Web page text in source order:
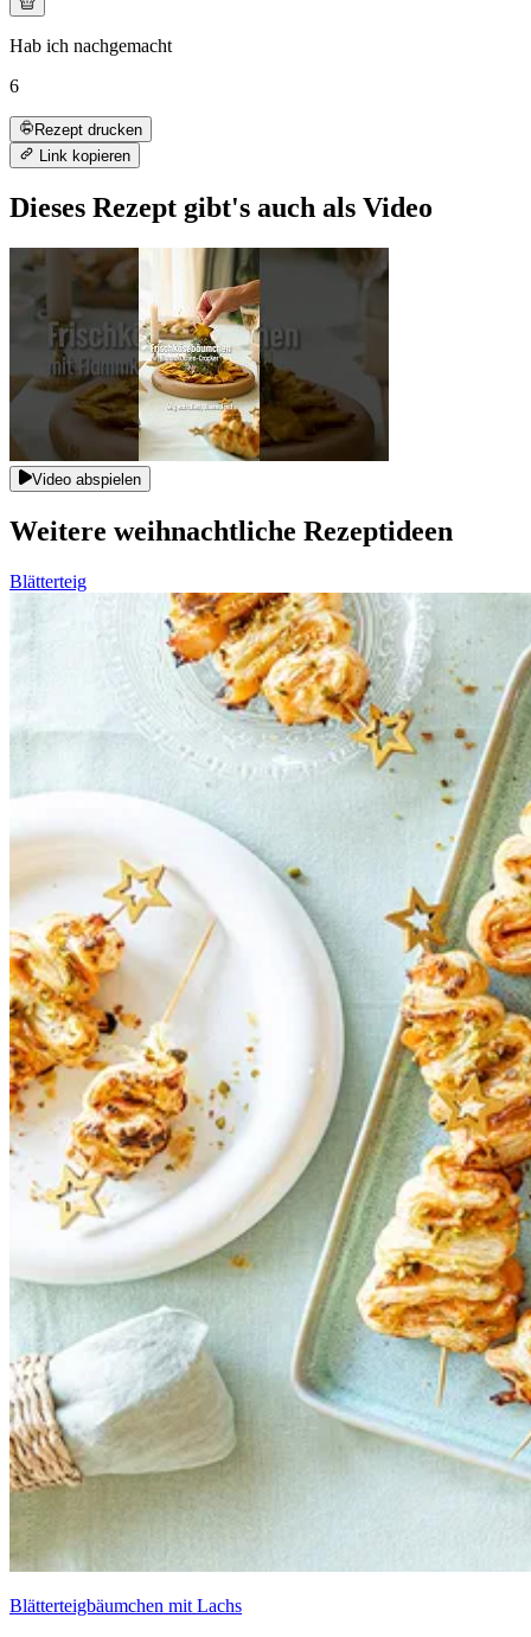
Hab ich nachgemacht
6
Rezept drucken
Link kopieren
Dieses Rezept gibt's auch als Video
Video abspielen
Weitere weihnachtliche Rezeptideen
Blätterteig
Blätterteigbäumchen mit Lachs